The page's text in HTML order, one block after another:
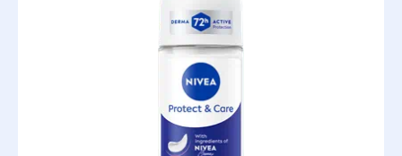
Zestawy kosmetyków
0% pozostałości